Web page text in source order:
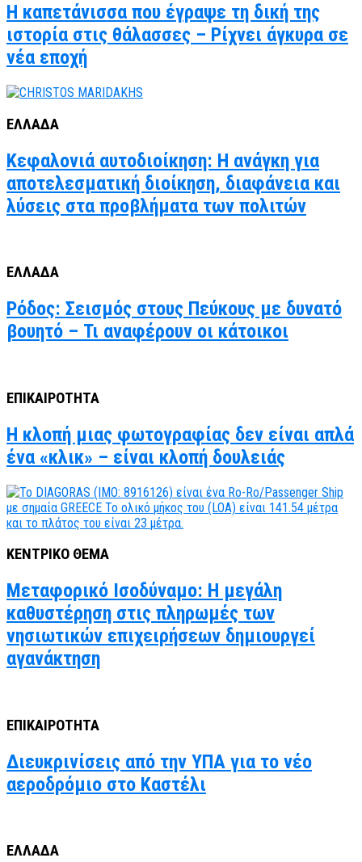
Η καπετάνισσα που έγραψε τη δική της
ιστορία στις θάλασσες – Ρίχνει άγκυρα σε
νέα εποχή
ΕΛΛΑΔΑ
Κεφαλονιά αυτοδιοίκηση: Η ανάγκη για
αποτελεσματική διοίκηση, διαφάνεια και
λύσεις στα προβλήματα των πολιτών
ΕΛΛΑΔΑ
Ρόδος: Σεισμός στους Πεύκους με δυνατό
βουητό – Τι αναφέρουν οι κάτοικοι
ΕΠΙΚΑΙΡΟΤΗΤΑ
Η κλοπή μιας φωτογραφίας δεν είναι απλά
ένα «κλικ» – είναι κλοπή δουλειάς
ΚΕΝΤΡΙΚΟ ΘΕΜΑ
Μεταφορικό Ισοδύναμο: Η μεγάλη
καθυστέρηση στις πληρωμές των
νησιωτικών επιχειρήσεων δημιουργεί
αγανάκτηση
ΕΠΙΚΑΙΡΟΤΗΤΑ
Διευκρινίσεις από την ΥΠΑ για το νέο
αεροδρόμιο στο Καστέλι
ΕΛΛΑΔΑ